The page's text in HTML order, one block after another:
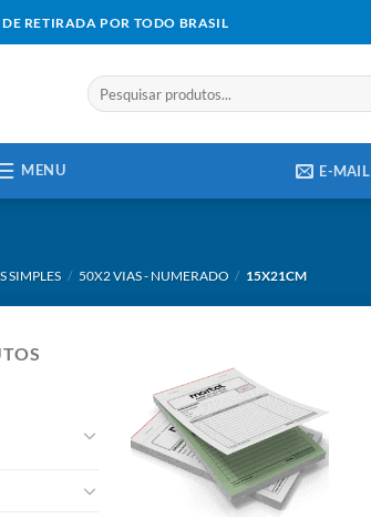
RETIRADA POR TODO BRASIL
Pesquisar
por:
MENU E-MAIL
SIMPLES / 50X2 VIAS - NUMERADO / 15X21CM
Add to
wishlist